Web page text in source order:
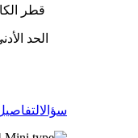
قطر الكابل:
سؤال